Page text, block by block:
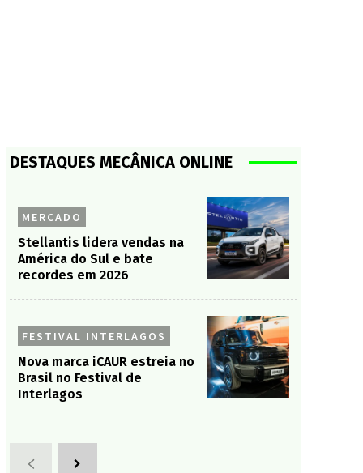
DESTAQUES MECÂNICA ONLINE
MERCADO
Stellantis lidera vendas na
América do Sul e bate
recordes em 2026
FESTIVAL INTERLAGOS
Nova marca iCAUR estreia no
Brasil no Festival de
Interlagos